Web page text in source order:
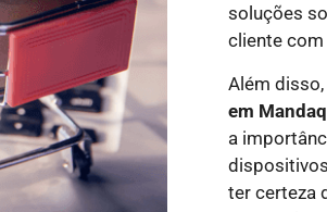
soluções
cliente
Além
em
a
ter certeza